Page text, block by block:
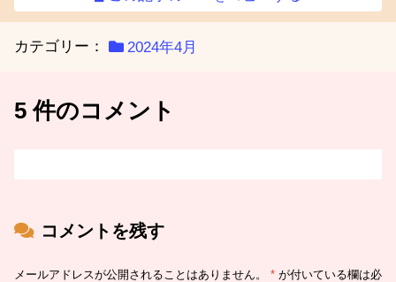
カテゴリー： 2024年4月
5 件のコメント
コメントを残す
メールアドレスが公開されることはありません。 * が付いている欄は必